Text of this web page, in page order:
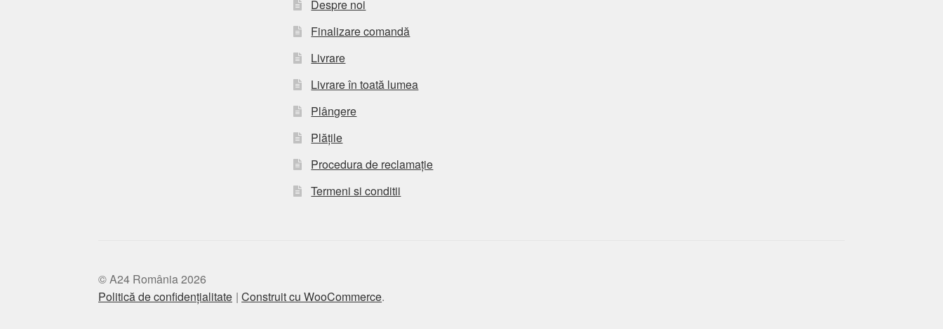
Despre noi
Finalizare comandă
Livrare
Livrare în toată lumea
Plângere
Plățile
Procedura de reclamație
Termeni si conditii
© A24 România 2026
Politică de confidențialitate Construit cu WooCommerce.